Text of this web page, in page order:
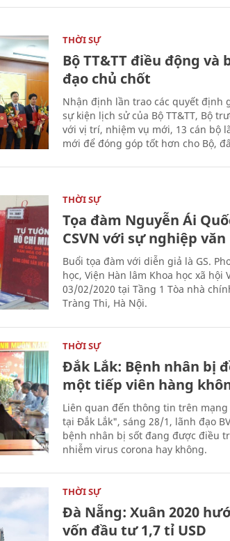
THỜI SỰ
Bộ TT&TT điều động và
đạo chủ chốt
Nhận định lần trao các quyết định
sự kiện lịch sử của Bộ TT&TT, Bộ
với vị trí, nhiệm vụ mới, 13 cán bộ
mới để đóng góp tốt hơn cho Bộ,
THỜI SỰ
Tọa đàm Nguyễn Ái
CSVN với sự nghiệp văn
Buổi tọa đàm với diễn giả là GS.
học, Viện Hàn lâm Khoa học xã
03/02/2020 tại Tầng 1 Tòa nhà
Tràng Thi, Hà Nội.
THỜI SỰ
Đắk Lắk: Bệnh nhân bị
một tiếp viên hàng
Liên quan đến thông tin trên
tại Đắk Lắk", sáng 28/1, lãnh đạo
bệnh nhân bị sốt đang được điều
nhiễm virus corona hay không.
THỜI SỰ
Đà Nẵng: Xuân 2020
vốn đầu tư 1,7 tỉ USD